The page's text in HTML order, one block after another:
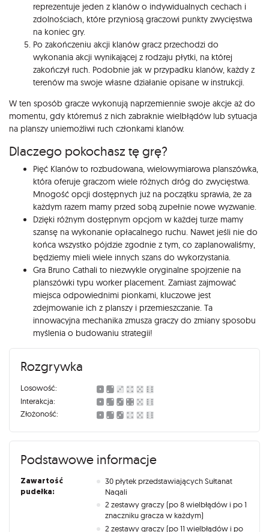
reprezentuje jeden z klanów o indywidualnych cechach i
zdolnościach, które przyniosą graczowi punkty zwycięstwa
na koniec gry.
Po zakończeniu akcji klanów gracz przechodzi do
wykonania akcji wynikającej z rodzaju płytki, na której
zakończył ruch. Podobnie jak w przypadku klanów, każdy z
terenów ma swoje własne działanie opisane w instrukcji.
W ten sposób gracze wykonują naprzemiennie swoje akcje aż do
momentu, gdy któremuś z nich zabraknie wielbłądów lub sytuacja
na planszy uniemożliwi ruch członkami klanów.
Dlaczego pokochasz tę grę?
Pięć Klanów to rozbudowana, wielowymiarowa planszówka,
która oferuje graczom wiele różnych dróg do zwycięstwa.
Mnogość opcji dostępnych już na początku sprawia, że za
każdym razem mamy przed sobą zupełnie nowe wyzwanie.
Dzięki różnym dostępnym opcjom w każdej turze mamy
szansę na wykonanie opłacalnego ruchu. Nawet jeśli nie do
końca wszystko pójdzie zgodnie z tym, co zaplanowaliśmy,
będziemy mieli wiele innych szans do wykorzystania.
Gra Bruno Cathali to niezwykle oryginalne spojrzenie na
planszówki typu worker placement. Zamiast zajmować
miejsca odpowiednimi pionkami, kluczowe jest
zdejmowanie ich z planszy i przemieszczanie. Ta
innowacyjna mechanika zmusza graczy do zmiany sposobu
myślenia o budowaniu strategii!
Rozgrywka
Losowość:
Interakcja:
Złożoność:
Podstawowe informacje
Zawartość
pudełka:
30 płytek przedstawiających Sułtanat
Naqali
2 zestawy graczy (po 8 wielbłądów i po 1
znaczniku gracza w każdym)
2 zestawy graczy (po 11 wielbłądów i po